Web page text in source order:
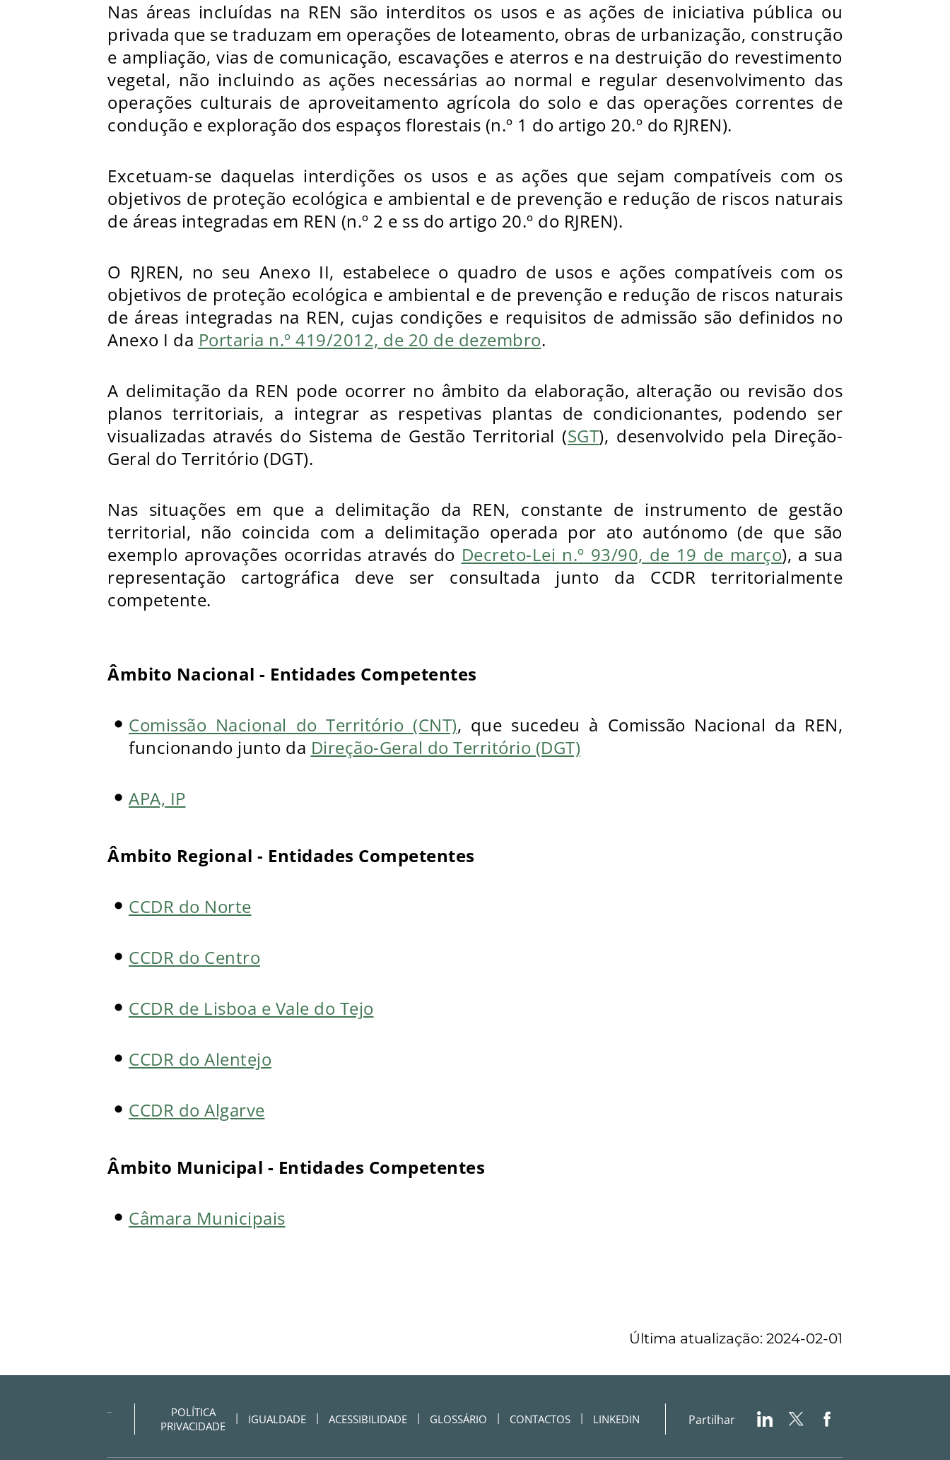
Nas áreas incluídas na REN são interditos os usos e as ações de iniciativa pública ou
privada que se traduzam em operações de loteamento, obras de urbanização, construção
e ampliação, vias de comunicação, escavações e aterros e na destruição do revestimento
vegetal, não incluindo as ações necessárias ao normal e regular desenvolvimento das
operações culturais de aproveitamento agrícola do solo e das operações correntes de
condução e exploração dos espaços florestais (n.º 1 do artigo 20.º do RJREN).
Excetuam-se daquelas interdições os usos e as ações que sejam compatíveis com os
objetivos de proteção ecológica e ambiental e de prevenção e redução de riscos naturais
de áreas integradas em REN (n.º 2 e ss do artigo 20.º do RJREN).
O RJREN, no seu Anexo II, estabelece o quadro de usos e ações compatíveis com os
objetivos de proteção ecológica e ambiental e de prevenção e redução de riscos naturais
de áreas integradas na REN, cujas condições e requisitos de admissão são definidos no
Anexo I da Portaria n.º 419/2012, de 20 de dezembro.
A delimitação da REN pode ocorrer no âmbito da elaboração, alteração ou revisão dos
planos territoriais, a integrar as respetivas plantas de condicionantes, podendo ser
visualizadas através do Sistema de Gestão Territorial (SGT), desenvolvido pela Direção-
Geral do Território (DGT).
Nas situações em que a delimitação da REN, constante de instrumento de gestão
territorial, não coincida com a delimitação operada por ato autónomo (de que são
exemplo aprovações ocorridas através do Decreto-Lei n.º 93/90, de 19 de março), a sua
representação cartográfica deve ser consultada junto da CCDR territorialmente
competente.
Âmbito Nacional - Entidades Competentes
Comissão Nacional do Território (CNT), que sucedeu à Comissão Nacional da REN,
funcionando junto da Direção-Geral do Território (DGT)
APA, IP
Âmbito Regional - Entidades Competentes
CCDR do Norte
CCDR do Centro
CCDR de Lisboa e Vale do Tejo
CCDR do Alentejo
CCDR do Algarve
Âmbito Municipal - Entidades Competentes
Câmara Municipais
Última atualização: 2024-02-01
POLÍTICA
PRIVACIDADE
IGUALDADE ACESSIBILIDADE GLOSSÁRIO CONTACTOS LINKEDIN Partilhar